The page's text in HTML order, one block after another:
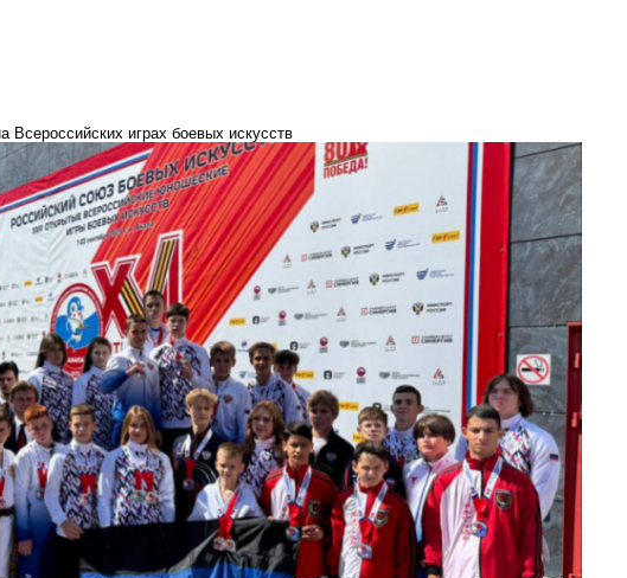
играх боевых искусств